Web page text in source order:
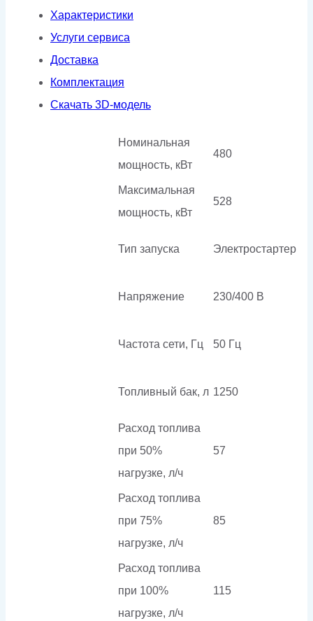
Характеристики
Услуги сервиса
Доставка
Комплектация
Скачать 3D-модель
Номинальная
мощность, кВт
480
Максимальная
мощность, кВт
528
Тип запуска Электростартер
Напряжение 230/400 В
Частота сети, Гц 50 Гц
Топливный бак, л 1250
Расход топлива
при 50%
нагрузке, л/ч
57
Расход топлива
при 75%
нагрузке, л/ч
85
Расход топлива
при 100%
нагрузке, л/ч
115